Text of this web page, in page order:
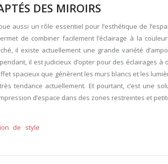
DES MIROIRS
aussi un rôle essentiel pour l’esthétique de
de combiner facilement l’éclairage à la
il existe actuellement une grande variété
il est judicieux d’opter pour des éclairages
spacieux que génèrent les murs blancs et les
tendance actuellement. Et pourtant, c’est une
d’espace dans des zones restreintes et
de style